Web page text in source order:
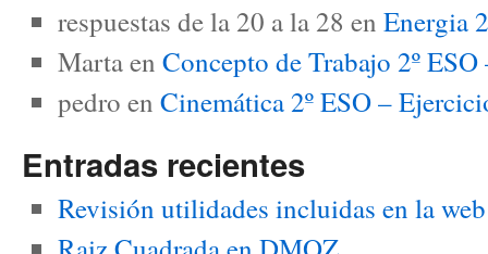
respuestas de la 20 a la 28 en Energia
Martaen Concepto de Trabajo 2º
pedro en Cinemática 2º ESO –
Entradas recientes
Revisión utilidades incluidas en la